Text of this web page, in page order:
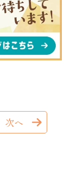
次へ